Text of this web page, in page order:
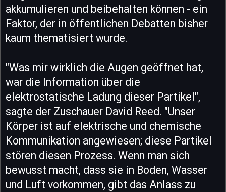
akkumulieren und beibehalten können - ein
Faktor, der in öffentlichen Debatten bisher
kaum thematisiert wurde.
"Was mir wirklich die Augen geöffnet hat,
war die Information über die
elektrostatische Ladung dieser Partikel",
sagte der Zuschauer David Reed. "Unser
Körper ist auf elektrische und chemische
Kommunikation angewiesen; diese Partikel
stören diesen Prozess. Wenn man sich
bewusst macht, dass sie in Boden, Wasser
und Luft vorkommen, gibt das Anlass zu